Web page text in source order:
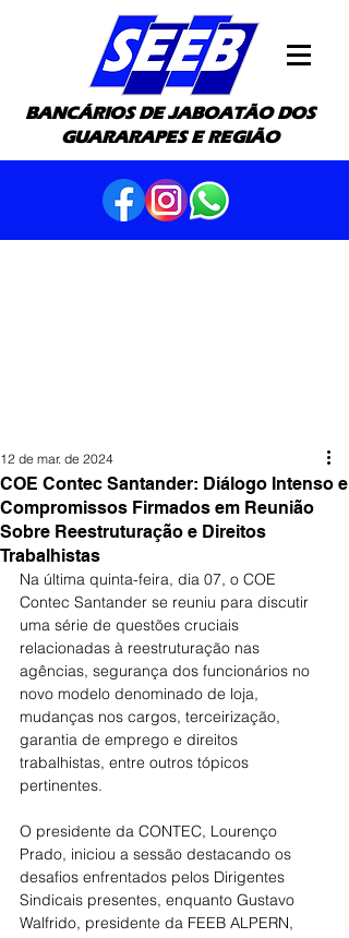
BANCÁRIOS DE JABOATÃO DOS
GUARARAPES E REGIÃO
COE Contec Santander: Diálogo Intenso e
Compromissos Firmados em Reunião
Sobre Reestruturação e Direitos
Trabalhistas
12 de mar. de 2024
Na última quinta-feira, dia 07, o COE
Contec Santander se reuniu para discutir
uma série de questões cruciais
relacionadas à reestruturação nas
agências, segurança dos funcionários no
novo modelo denominado de loja,
mudanças nos cargos, terceirização,
garantia de emprego e direitos
trabalhistas, entre outros tópicos
pertinentes.
O presidente da CONTEC, Lourenço
Prado, iniciou a sessão destacando os
desafios enfrentados pelos Dirigentes
Sindicais presentes, enquanto Gustavo
Walfrido, presidente da FEEB ALPERN,